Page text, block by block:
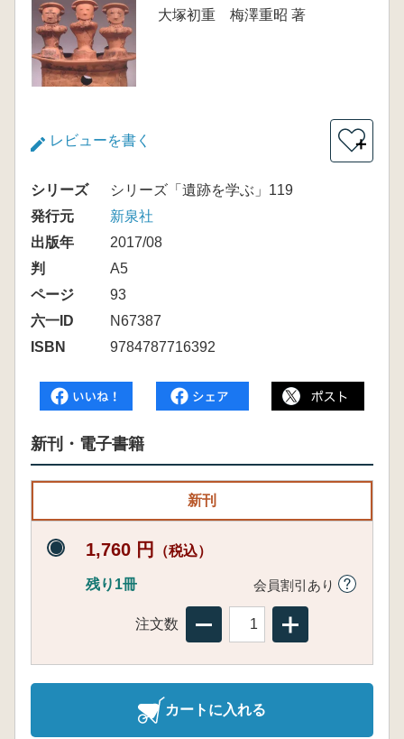
大塚初重 梅澤重昭 著
レビューを書く ＋
シリーズ
シリーズ「遺跡を学ぶ」119
発行元
新泉社
出版年
2017/08
判
A5
ページ
93
六一ID
N67387
ISBN
9784787716392
新刊・電子書籍
新刊
1,760 円 （税込）
残り1冊 会員割引あり
注文数
カートに入れる